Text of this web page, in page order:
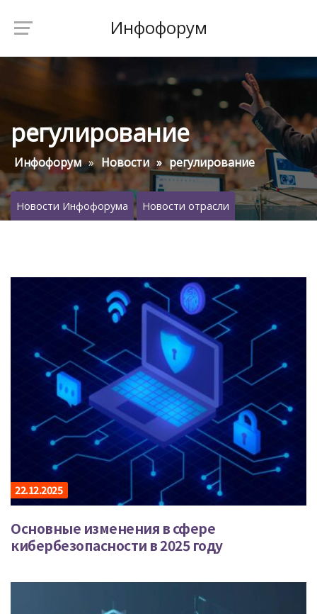
Инфофорум
регулирование
Инфофорум Новости регулирование
Новости Инфофорума Новости отрасли
22.12.2025
Основные изменения в сфере
кибербезопасности в 2025 году